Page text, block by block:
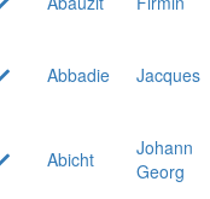
Abbadie
Jacques
Abicht
Johann
Georg